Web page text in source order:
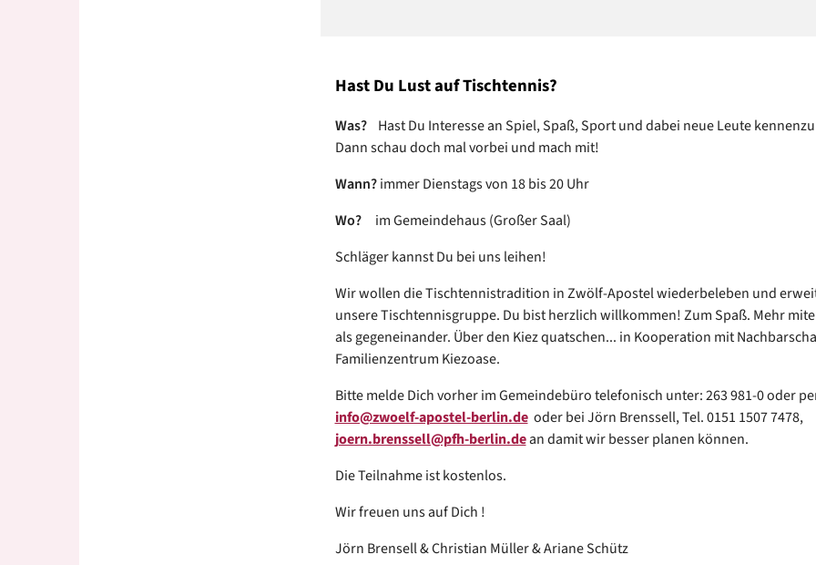
Hast Du Lust auf Tischtennis?
Was? Hast Du Interesse an Spiel, Spaß, Sport und dabei neue Leute
Dann schau doch mal vorbei und mach mit!
Wann?immer Dienstags von 18 bis 20 Uhr
Wo?im Gemeindehaus (Großer Saal)
Schläger kannst Du bei uns leihen!
Wir wollen die Tischtennistradition in Zwölf-Apostel wiederbeleben und
unsere Tischtennisgruppe. Du bist herzlich willkommen! Zum Spaß. Mehr
als gegeneinander. Über den Kiez quatschen... in Kooperation mit
Familienzentrum Kiezoase.
Bitte melde Dich vorher im Gemeindebüro telefonisch unter: 263 981-0 oder
info@zwoelf-apostel-berlin.deoder bei Jörn Brenssell, Tel. 0151 1507 7478,
joern.brenssell@pfh-berlin.dean damit wir besser planen können.
Die Teilnahme ist kostenlos.
Wir freuen uns auf Dich !
Jörn Brensell & Christian Müller & Ariane Schütz